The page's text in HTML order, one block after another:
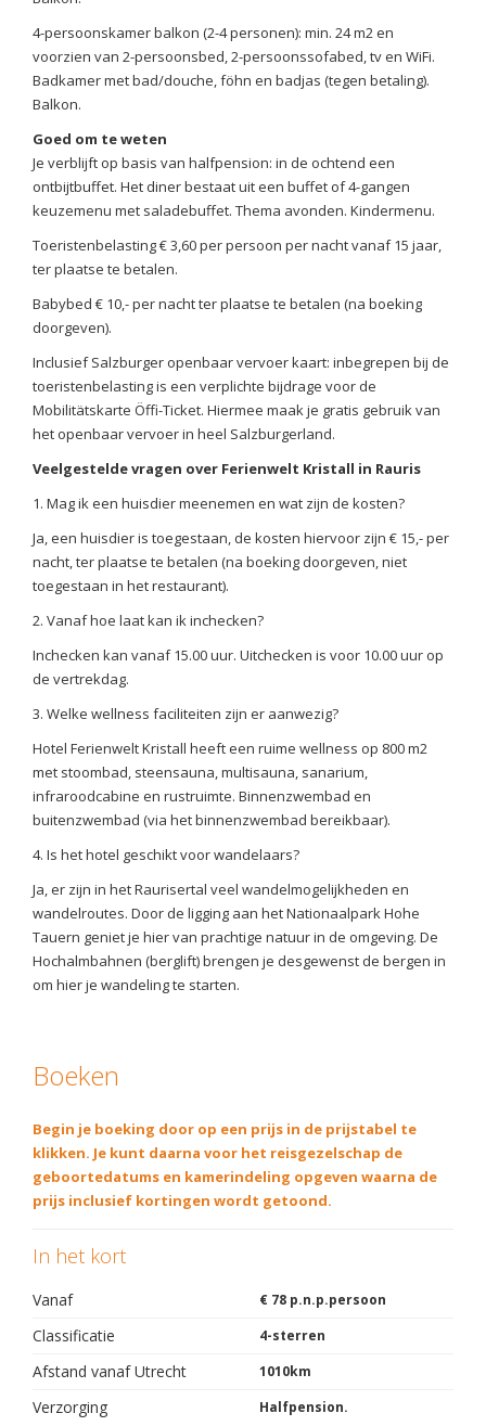
4-persoonskamer balkon (2-4 personen): min. 24 m2 en
voorzien van 2-persoonsbed, 2-persoonssofabed, tv en WiFi.
Badkamer met bad/douche, föhn en badjas (tegen betaling).
Balkon.
Goed om te weten
Je verblijft op basis van halfpension: in de ochtend een
ontbijtbuffet. Het diner bestaat uit een buffet of 4-gangen
keuzemenu met saladebuffet. Thema avonden. Kindermenu.
Toeristenbelasting € 3,60 per persoon per nacht vanaf 15 jaar,
ter plaatse te betalen.
Babybed € 10,- per nacht ter plaatse te betalen (na boeking
doorgeven).
Inclusief Salzburger openbaar vervoer kaart: inbegrepen bij de
toeristenbelasting is een verplichte bijdrage voor de
Mobilitätskarte Öffi-Ticket. Hiermee maak je gratis gebruik van
het openbaar vervoer in heel Salzburgerland.
Veelgestelde vragen over Ferienwelt Kristall in Rauris
1. Mag ik een huisdier meenemen en wat zijn de kosten?
Ja, een huisdier is toegestaan, de kosten hiervoor zijn € 15,- per
nacht, ter plaatse te betalen (na boeking doorgeven, niet
toegestaan in het restaurant).
2. Vanaf hoe laat kan ik inchecken?
Inchecken kan vanaf 15.00 uur. Uitchecken is voor 10.00 uur op
de vertrekdag.
3. Welke wellness faciliteiten zijn er aanwezig?
Hotel Ferienwelt Kristall heeft een ruime wellness op 800 m2
met stoombad, steensauna, multisauna, sanarium,
infraroodcabine en rustruimte. Binnenzwembad en
buitenzwembad (via het binnenzwembad bereikbaar).
4. Is het hotel geschikt voor wandelaars?
Ja, er zijn in het Raurisertal veel wandelmogelijkheden en
wandelroutes. Door de ligging aan het Nationaalpark Hohe
Tauern geniet je hier van prachtige natuur in de omgeving. De
Hochalmbahnen (berglift) brengen je desgewenst de bergen in
om hier je wandeling te starten.
Boeken
Begin je boeking door op een prijs in de prijstabel te
klikken. Je kunt daarna voor het reisgezelschap de
geboortedatums en kamerindeling opgeven waarna de
prijs inclusief kortingen wordt getoond.
In het kort
Vanaf € 78 p.n.p.persoon
Classificatie 4-sterren
Afstand vanaf Utrecht 1010km
Verzorging Halfpension.